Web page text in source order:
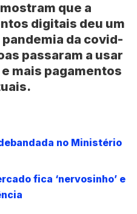
que a
digitais deu um
da covid-
passaram a usar
mais pagamentos
no Ministério
fica ‘nervosinho’ e